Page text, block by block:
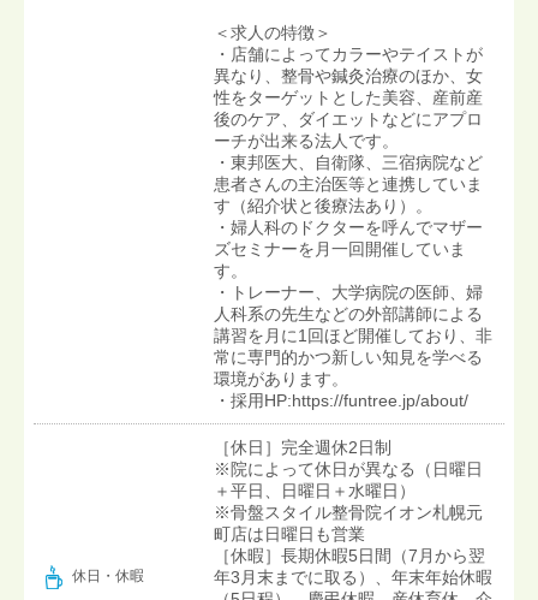
＜求人の特徴＞
・店舗によってカラーやテイストが
異なり、整骨や鍼灸治療のほか、女
性をターゲットとした美容、産前産
後のケア、ダイエットなどにアプロ
ーチが出来る法人です。
・東邦医大、自衛隊、三宿病院など
患者さんの主治医等と連携していま
す（紹介状と後療法あり）。
・婦人科のドクターを呼んでマザー
ズセミナーを月一回開催していま
す。
・トレーナー、大学病院の医師、婦
人科系の先生などの外部講師による
講習を月に1回ほど開催しており、非
常に専門的かつ新しい知見を学べる
環境があります。
・採用HP:https://funtree.jp/about/
休日・休暇
［休日］完全週休2日制
※院によって休日が異なる（日曜日
＋平日、日曜日＋水曜日）
※骨盤スタイル整骨院イオン札幌元
町店は日曜日も営業
［休暇］長期休暇5日間（7月から翌
年3月末までに取る）、年末年始休暇